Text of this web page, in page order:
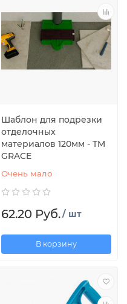
Шаблон для подрезки
отделочных
материалов 120мм - TM
GRACE
Очень мало
62.20 Руб./ шт
В корзину